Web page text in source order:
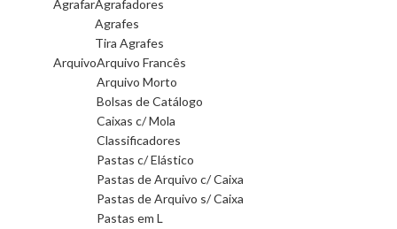
AgrafarAgrafadores
Agrafes
Tira Agrafes
ArquivoArquivo Francês
Arquivo Morto
Bolsas de Catálogo
Caixas c/ Mola
Classificadores
Pastas c/ Elástico
Pastas de Arquivo c/ Caixa
Pastas de Arquivo s/ Caixa
Pastas em L